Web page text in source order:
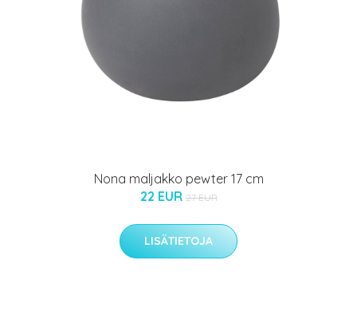
Nona maljakko pewter 17 cm
22 EUR 27 EUR
LISÄTIETOJA